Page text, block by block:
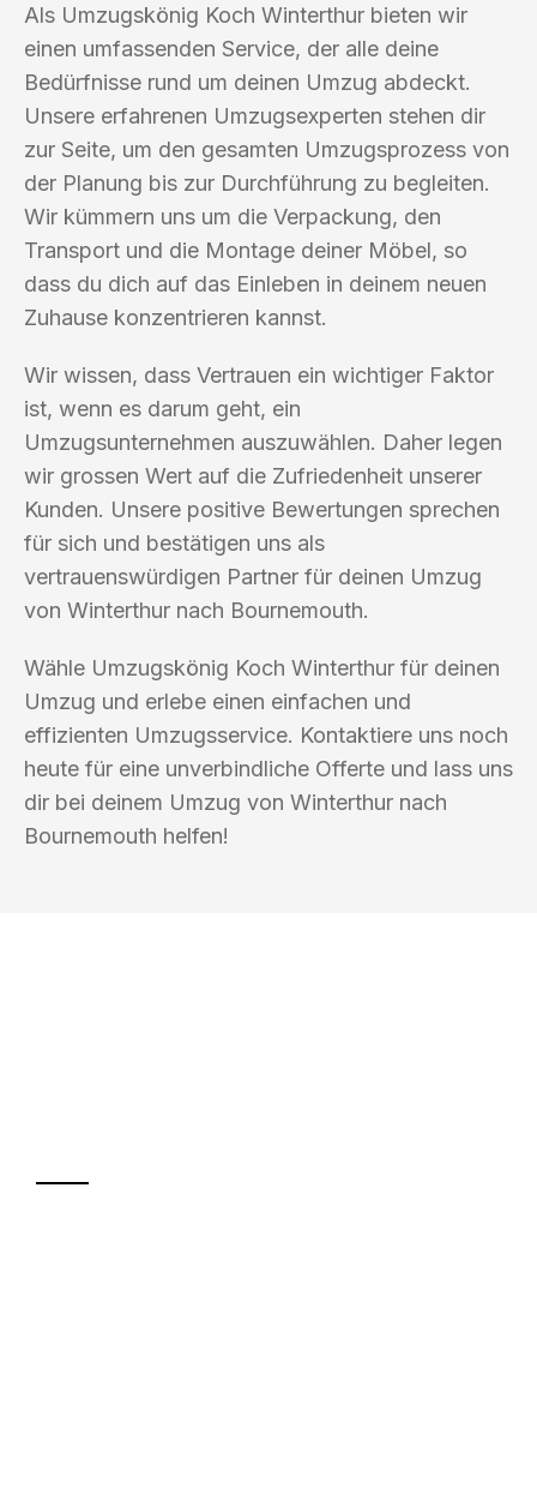
Als Umzugskönig Koch Winterthur bieten wir
einen umfassenden Service, der alle deine
Bedürfnisse rund um deinen Umzug abdeckt.
Unsere erfahrenen Umzugsexperten stehen dir
zur Seite, um den gesamten Umzugsprozess von
der Planung bis zur Durchführung zu begleiten.
Wir kümmern uns um die Verpackung, den
Transport und die Montage deiner Möbel, so
dass du dich auf das Einleben in deinem neuen
Zuhause konzentrieren kannst.
Wir wissen, dass Vertrauen ein wichtiger Faktor
ist, wenn es darum geht, ein
Umzugsunternehmen auszuwählen. Daher legen
wir grossen Wert auf die Zufriedenheit unserer
Kunden. Unsere positive Bewertungen sprechen
für sich und bestätigen uns als
vertrauenswürdigen Partner für deinen Umzug
von Winterthur nach Bournemouth.
Wähle Umzugskönig Koch Winterthur für deinen
Umzug und erlebe einen einfachen und
effizienten Umzugsservice. Kontaktiere uns noch
heute für eine unverbindliche Offerte und lass uns
dir bei deinem Umzug von Winterthur nach
Bournemouth helfen!